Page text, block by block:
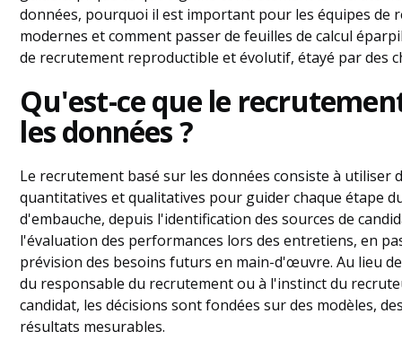
données, pourquoi il est important pour les équipes de
modernes et comment passer de feuilles de calcul
de recrutement reproductible et évolutif, étayé par des
Qu'est-ce que le
les données ?
Le recrutement basé sur les données consiste à utiliser
quantitatives et qualitatives pour guider chaque étape
d'embauche, depuis l'identification des sources de
l'évaluation des performances lors des entretiens, en
prévision des besoins futurs en main-d'œuvre. Au lieu
du responsable du recrutement ou à l'instinct du
candidat, les décisions sont fondées sur des modèles,
résultats mesurables.